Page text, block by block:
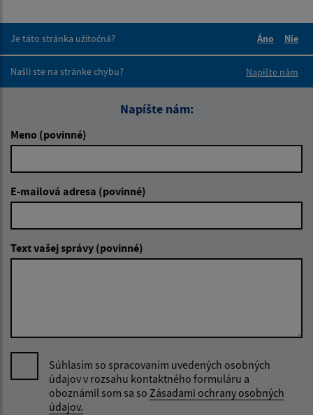
Je táto stránka užitočná?
Áno
Nie
Našli ste na stránke chybu?
Napíšte nám
Napíšte nám:
Meno (povinné)
E-mailová adresa (povinné)
Text vašej správy (povinné)
Súhlasím so spracovaním uvedených osobných
údajov v rozsahu kontaktného formuláru a
oboznámil som sa so Zásadami ochrany osobných
údajov.